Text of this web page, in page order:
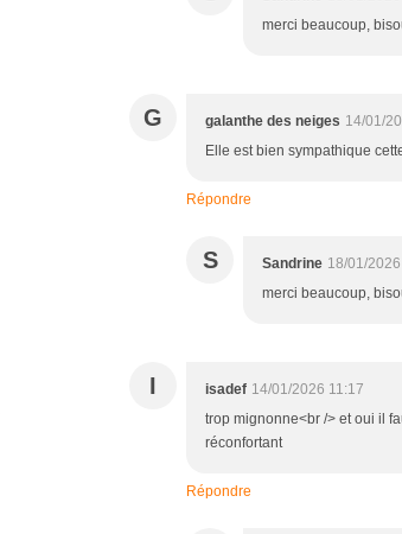
merci beaucoup,
G galanthe des neiges 14/01/
Elle est bien sympathique
Répondre
S Sandrine 18/01/
merci beaucoup,
I isadef 14/01/2026 11:17
trop mignonne<br /> et oui il
réconfortant
Répondre